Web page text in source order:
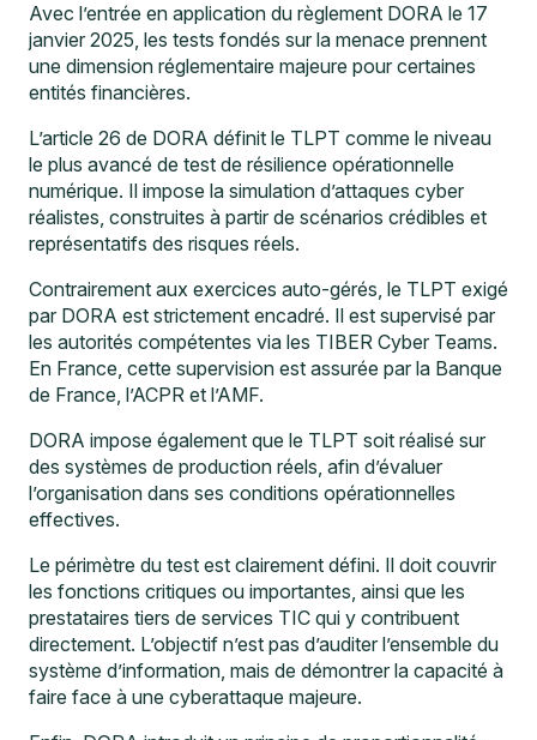
Avec l’entrée en application du règlement DORA le 17
janvier 2025, les tests fondés sur la menace prennent
une dimension réglementaire majeure pour certaines
entités financières.
L’article 26 de DORA définit le TLPT comme le niveau
le plus avancé de test de résilience opérationnelle
numérique. Il impose la simulation d’attaques cyber
réalistes, construites à partir de scénarios crédibles et
représentatifs des risques réels.
Contrairement aux exercices auto-gérés, le TLPT exigé
par DORA est strictement encadré. Il est supervisé par
les autorités compétentes via les TIBER Cyber Teams.
En France, cette supervision est assurée par la Banque
de France, l’ACPR et l’AMF.
DORA impose également que le TLPT soit réalisé sur
des systèmes de production réels, afin d’évaluer
l’organisation dans ses conditions opérationnelles
effectives.
Le périmètre du test est clairement défini. Il doit couvrir
les fonctions critiques ou importantes, ainsi que les
prestataires tiers de services TIC qui y contribuent
directement. L’objectif n’est pas d’auditer l’ensemble du
système d’information, mais de démontrer la capacité à
faire face à une cyberattaque majeure.